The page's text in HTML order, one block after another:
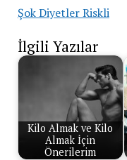
Şok Diyetler Riskli
İlgili Yazılar
Kilo Almak ve Kilo
Almak İçin
Önerilerim